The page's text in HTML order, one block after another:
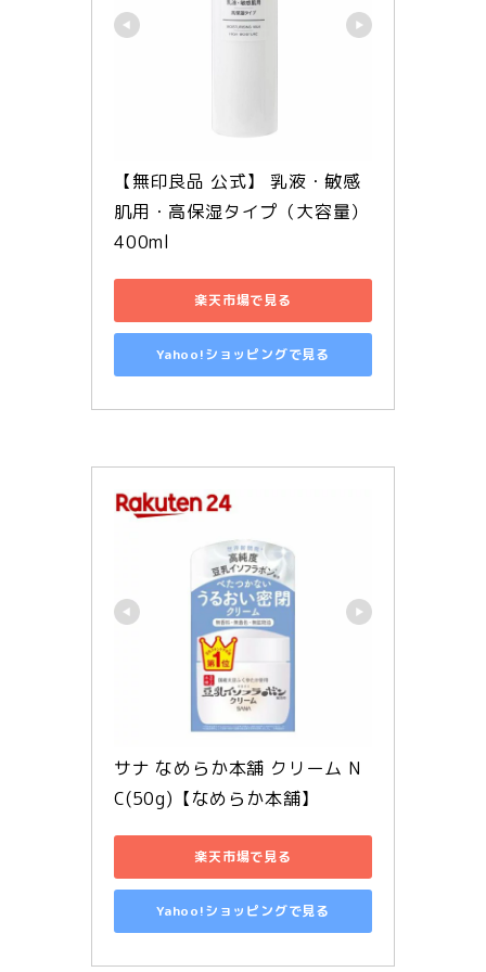
【無印良品 公式】 乳液・敏感
肌用・高保湿タイプ（大容量）
400ml
楽天市場で見る
Yahoo!ショッピングで見る
サナ なめらか本舗 クリーム N
C(50g)【なめらか本舗】
楽天市場で見る
Yahoo!ショッピングで見る